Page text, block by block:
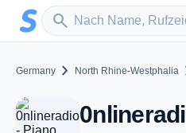
Zum Hauptinhalt springen
search
Sender suchen
Germany chevron_right North Rhine-Westphalia